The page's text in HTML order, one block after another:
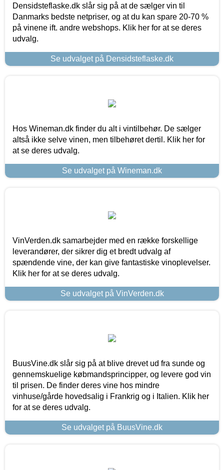
Densidsteflaske.dk slår sig på at de sælger vin til
Danmarks bedste netpriser, og at du kan spare 20-70 %
på vinene ift. andre webshops. Klik her for at se deres
udvalg.
Se udvalget på Densidsteflaske.dk
Hos Wineman.dk finder du alt i vintilbehør. De sælger
altså ikke selve vinen, men tilbehøret dertil. Klik her for
at se deres udvalg.
Se udvalget på Wineman.dk
VinVerden.dk samarbejder med en række forskellige
leverandører, der sikrer dig et bredt udvalg af
spændende vine, der kan give fantastiske vinoplevelser.
Klik her for at se deres udvalg.
Se udvalget på VinVerden.dk
BuusVine.dk slår sig på at blive drevet ud fra sunde og
gennemskuelige købmandsprincipper, og levere god vin
til prisen. De finder deres vine hos mindre
vinhuse/gårde hovedsalig i Frankrig og i Italien. Klik her
for at se deres udvalg.
Se udvalget på BuusVine.dk